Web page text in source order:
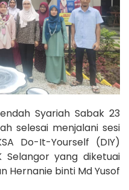
Syariah Sabak
selesai menjalani sesi
Do-It-Yourself (DIY)
Selangor yang diketuai
Hernanie binti Md Yusof.